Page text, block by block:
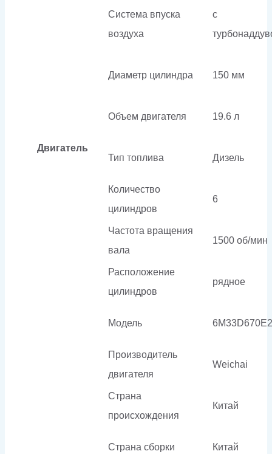
Двигатель
Система впуска
воздуха
с
Диаметр цилиндра 150 мм
Объем двигателя 19.6 л
Тип топлива Дизель
Количество
цилиндров
6
Частота вращения
вала
1500 об/мин
Расположение
цилиндров
рядное
Модель
Производитель
двигателя
Weichai
Страна
происхождения
Китай
Страна сборки Китай